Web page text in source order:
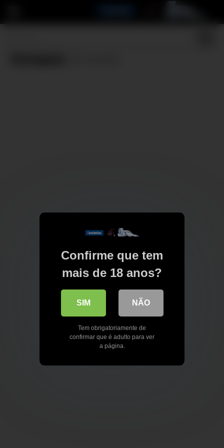
Confirme que tem
mais de 18 anos?
SIM NÃO
Tem obrigatoriamente de
confirmar que é adulto para ver
a página.